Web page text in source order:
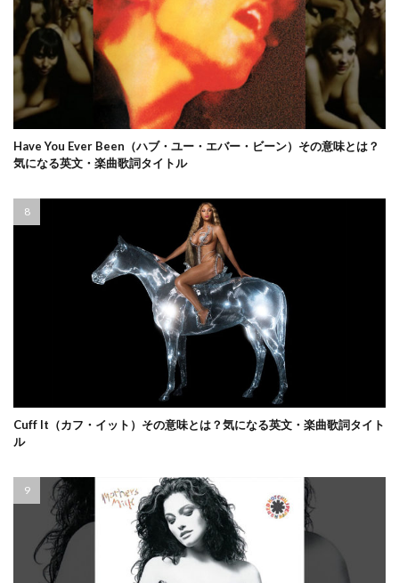
Have You Ever Been（ハブ・ユー・エバー・ビーン）その意味とは？
気になる英文・楽曲歌詞タイトル
Cuff It（カフ・イット）その意味とは？気になる英文・楽曲歌詞タイト
ル